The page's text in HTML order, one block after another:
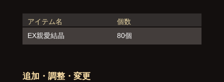
アイテム名
個数
EX親愛結晶
80個
追加・調整・変更